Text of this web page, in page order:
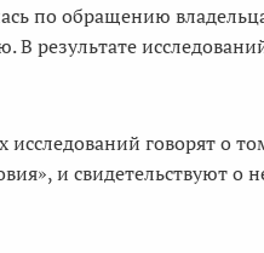
по обращению
В результате
исследований говорят о
и свидетельствуют о